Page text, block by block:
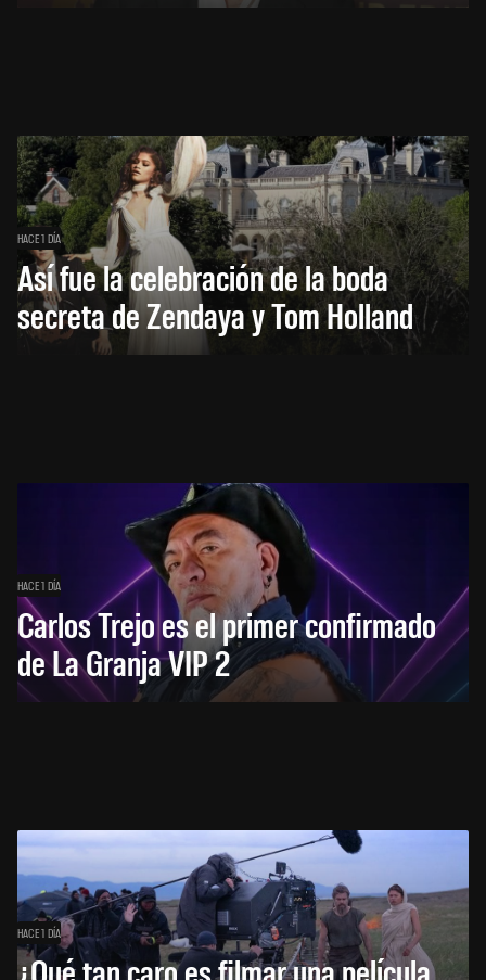
HACE 1 DÍA
Así fue la celebración de la boda
secreta de Zendaya y Tom Holland
HACE 1 DÍA
Carlos Trejo es el primer confirmado
de La Granja VIP 2
HACE 1 DÍA
¿Qué tan caro es filmar una película